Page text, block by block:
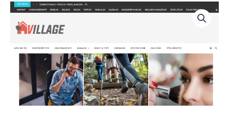
Price
through
49,00 €
množstvo
Vloženie
odkazu
hlavnú
stránku
village.sk